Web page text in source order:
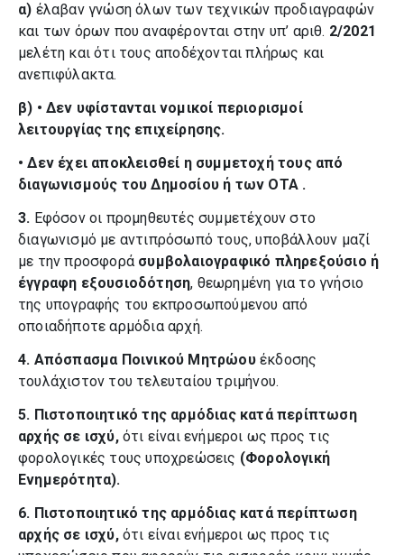
α) έλαβαν γνώση όλων των τεχνικών προδιαγραφών
και των όρων που αναφέρονται στην υπ’ αριθ. 2/2021
μελέτη και ότι τους αποδέχονται πλήρως και
ανεπιφύλακτα.
β) •Δεν υφίστανται νομικοί περιορισμοί
λειτουργίας της επιχείρησης.
•Δεν έχει αποκλεισθεί η συμμετοχή τους από
διαγωνισμούς του Δημοσίου ή των ΟΤΑ .
3. Εφόσον οι προμηθευτές συμμετέχουν στο
διαγωνισμό με αντιπρόσωπό τους, υποβάλλουν μαζί
με την προσφορά συμβολαιογραφικό πληρεξούσιο ή
έγγραφη εξουσιοδότηση, θεωρημένη για το γνήσιο
της υπογραφής του εκπροσωπούμενου από
οποιαδήποτε αρμόδια αρχή.
4. Απόσπασμα Ποινικού Μητρώουέκδοσης
τουλάχιστον του τελευταίου τριμήνου.
5. Πιστοποιητικό της αρμόδιας κατά περίπτωση
αρχής σε ισχύ, ότι είναι ενήμεροι ως προς τις
φορολογικές τους υποχρεώσεις (Φορολογική
Ενημερότητα).
6. Πιστοποιητικό της αρμόδιας κατά περίπτωση
αρχής σε ισχύ, ότι είναι ενήμεροι ως προς τις